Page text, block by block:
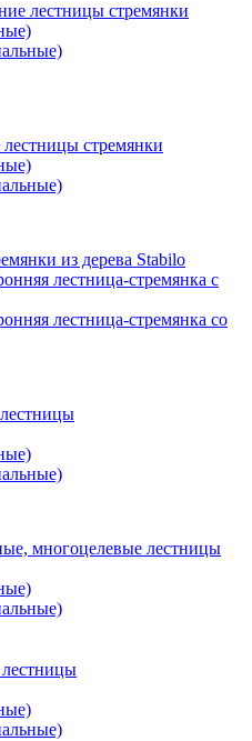
лестницы стремянки
стремянки
из дерева Stabilo
лестница-стремянка с
лестница-стремянка со
многоцелевые лестницы